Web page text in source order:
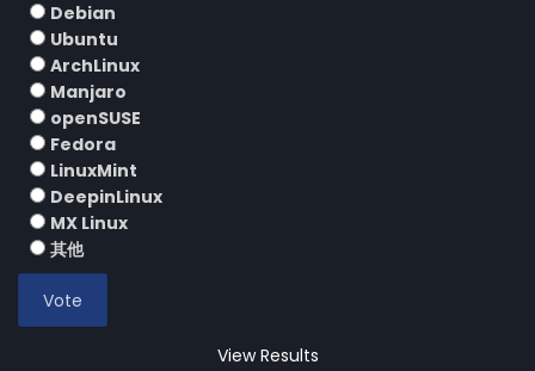
Debian
Ubuntu
ArchLinux
Manjaro
openSUSE
Fedora
LinuxMint
DeepinLinux
MX Linux
其他
View Results